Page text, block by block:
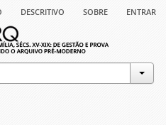
descritivo sobre entrar